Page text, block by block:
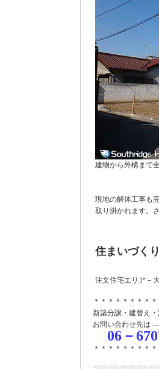
建物から外構まで
現地の解体工事も
取り掛かれます。
住まいづく
注文住宅エリア－
＊＊＊＊＊＊＊＊
新築分譲・建替え
お問い合わせ先は
06－
＊＊＊＊＊＊＊＊